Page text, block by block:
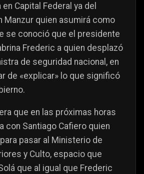
Capital Federal ya del
Manzur quien asumirá como
se conoció que el presidente
Frederic a quien desplazó
de seguridad nacional, en
de «explicar» lo que significó
que en las próximas horas
con Santiago Cafiero quien
pasar al Ministerio de
y Culto, espacio que
que al igual que Frederic